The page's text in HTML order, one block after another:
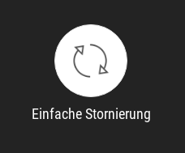
Einfache Stornierung